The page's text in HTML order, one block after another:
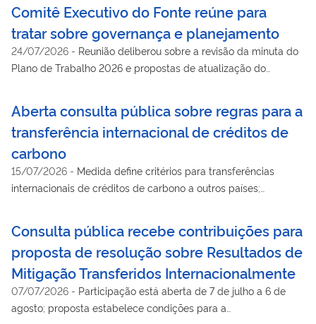
Comitê Executivo do Fonte reúne para
tratar sobre governança e planejamento
24/07/2026 - Reunião deliberou sobre a revisão da minuta do
Plano de Trabalho 2026 e propostas de atualização do
Aberta consulta pública sobre regras para a
transferência internacional de créditos de
carbono
15/07/2026 - Medida define critérios para transferências
internacionais de créditos de carbono a outros países;
Consulta pública recebe contribuições para
proposta de resolução sobre Resultados de
Mitigação Transferidos Internacionalmente
07/07/2026 - Participação está aberta de 7 de julho a 6 de
agosto; proposta estabelece condições para a